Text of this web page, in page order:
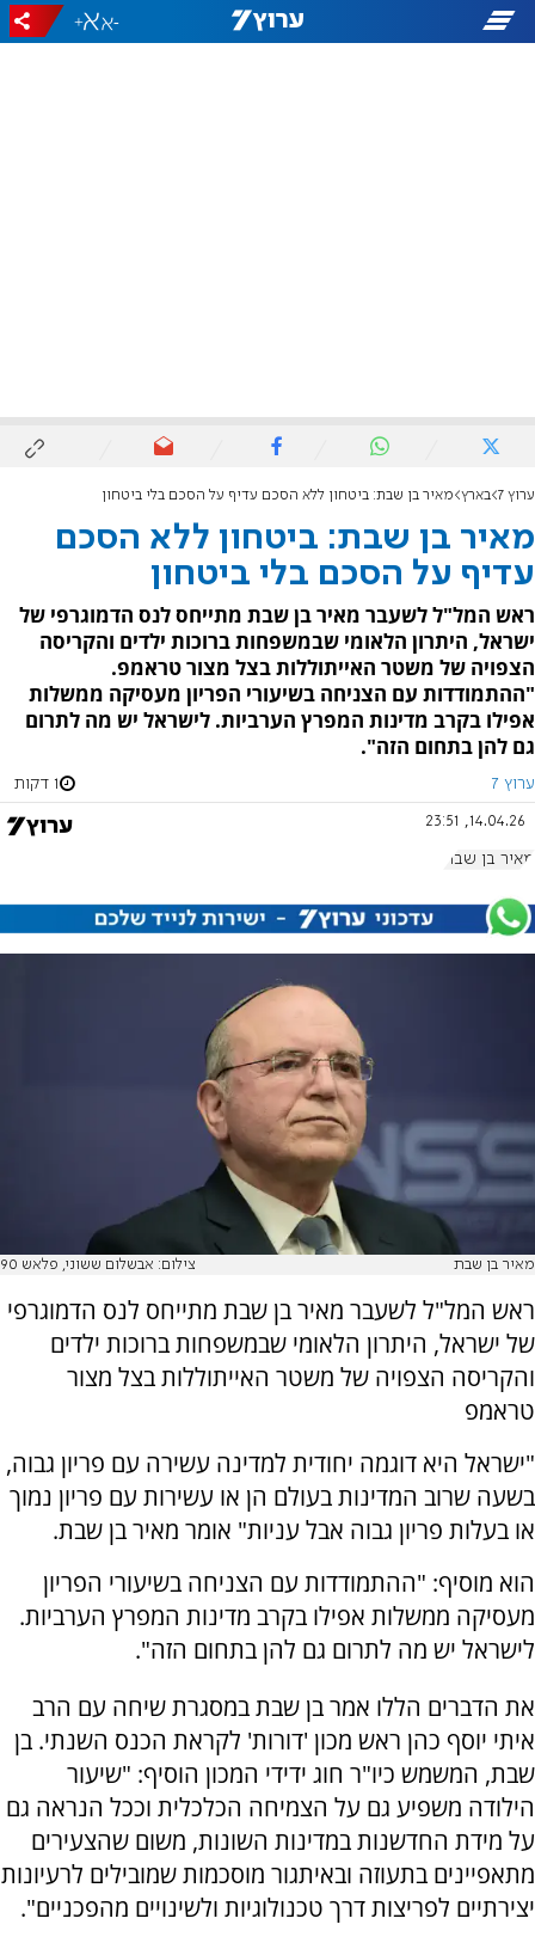
-
+
ערוץ 7 בארץ מאיר בן שבת: ביטחון ללא הסכם עדיף על הסכם בלי ביטחון
מאיר בן שבת: ביטחון ללא הסכם
עדיף על הסכם בלי ביטחון
ראש המל"ל לשעבר מאיר בן שבת מתייחס לנס הדמוגרפי של
ישראל, היתרון הלאומי שבמשפחות ברוכות ילדים והקריסה
הצפויה של משטר האייתוללות בצל מצור טראמפ.
"ההתמודדות עם הצניחה בשיעורי הפריון מעסיקה ממשלות
אפילו בקרב מדינות המפרץ הערביות. לישראל יש מה לתרום
גם להן בתחום הזה".
ערוץ 7 1 דקות
14.04.26, 23:51
מאיר בן שבת
מאיר בן שבת צילום: אבשלום ששוני, פלאש 90
ראש המל"ל לשעבר מאיר בן שבת מתייחס לנס הדמוגרפי
של ישראל, היתרון הלאומי שבמשפחות ברוכות ילדים
והקריסה הצפויה של משטר האייתוללות בצל מצור
טראמפ
"ישראל היא דוגמה יחודית למדינה עשירה עם פריון גבוה,
בשעה שרוב המדינות בעולם הן או עשירות עם פריון נמוך
או בעלות פריון גבוה אבל עניות" אומר מאיר בן שבת.
הוא מוסיף: "ההתמודדות עם הצניחה בשיעורי הפריון
מעסיקה ממשלות אפילו בקרב מדינות המפרץ הערביות.
לישראל יש מה לתרום גם להן בתחום הזה".
את הדברים הללו אמר בן שבת במסגרת שיחה עם הרב
איתי יוסף כהן ראש מכון 'דורות' לקראת הכנס השנתי. בן
שבת, המשמש כיו"ר חוג ידידי המכון הוסיף: "שיעור
הילודה משפיע גם על הצמיחה הכלכלית וככל הנראה גם
על מידת החדשנות במדינות השונות, משום שהצעירים
מתאפיינים בתעוזה ובאיתגור מוסכמות שמובילים לרעיונות
יצירתיים לפריצות דרך טכנולוגיות ולשינויים מהפכניים".